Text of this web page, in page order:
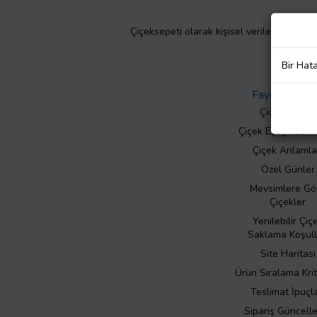
Çiçeksepeti olarak kişisel verilerinizin
Faydalı Bilgiler
Çiçek Bakımı
Çiçek Eşliğinde
Çiçek
Özel Günler
Mevsimlere
Çiçekler
Yenilebilir
Saklama
Site Haritası
Ürün Sıralama
Teslimat
Sipariş
Bir